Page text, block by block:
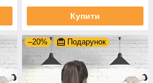
Купити
–20% Подарунок